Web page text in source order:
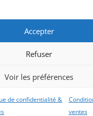
Accepter
Refuser
Voir les préférences
de confidentialité &
ventes
lundi au samedi
dimanche, faut voir <;))